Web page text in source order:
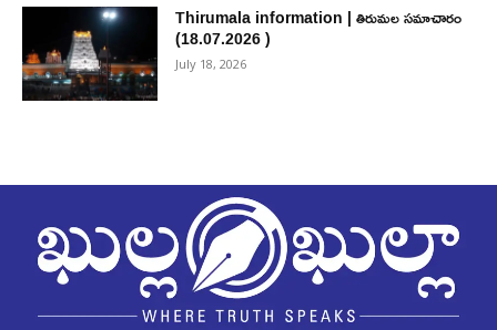
Thirumala information | తిరుమల సమాచారం
(18.07.2026 )
July 18, 2026